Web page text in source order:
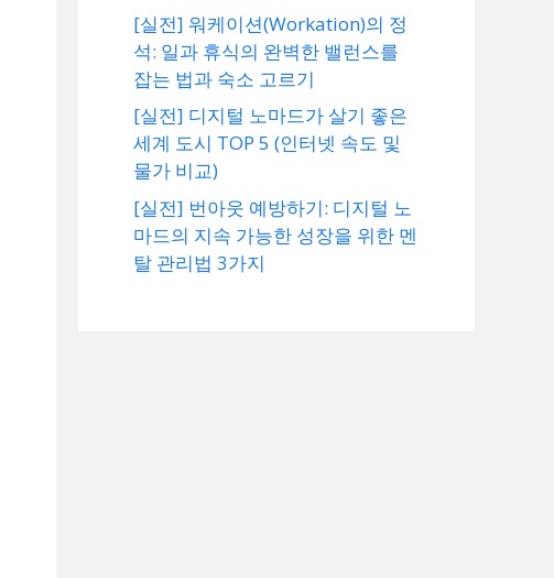
[실전] 워케이션(Workation)의 정
석: 일과 휴식의 완벽한 밸런스를
잡는 법과 숙소 고르기
[실전] 디지털 노마드가 살기 좋은
세계 도시 TOP 5 (인터넷 속도 및
물가 비교)
[실전] 번아웃 예방하기: 디지털 노
마드의 지속 가능한 성장을 위한 멘
탈 관리법 3가지